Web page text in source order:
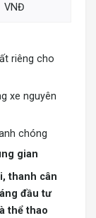
VNĐ
riêng cho
xe nguyên
chóng
gian
thanh cân
đầu tư
thể thao